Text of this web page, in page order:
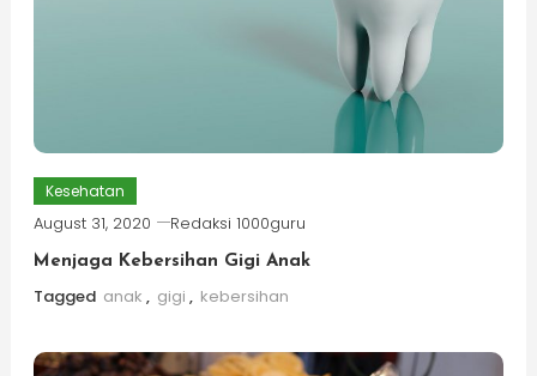
Kesehatan
August 31, 2020 Redaksi 1000guru
Menjaga Kebersihan Gigi Anak
Tagged anak , gigi , kebersihan